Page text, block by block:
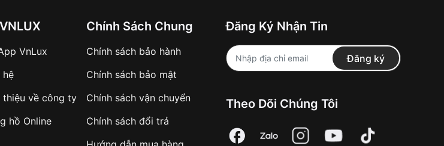
VnLux
hệ
thiệu về công ty
hồ Online
Chính Sách Chung
Chính sách bảo hành
Chính sách bảo mật
Chính sách vận chuyển
Chính sách đổi trả
Đăng Ký Nhận Tin
Đăng ký
Theo Dõi Chúng Tôi